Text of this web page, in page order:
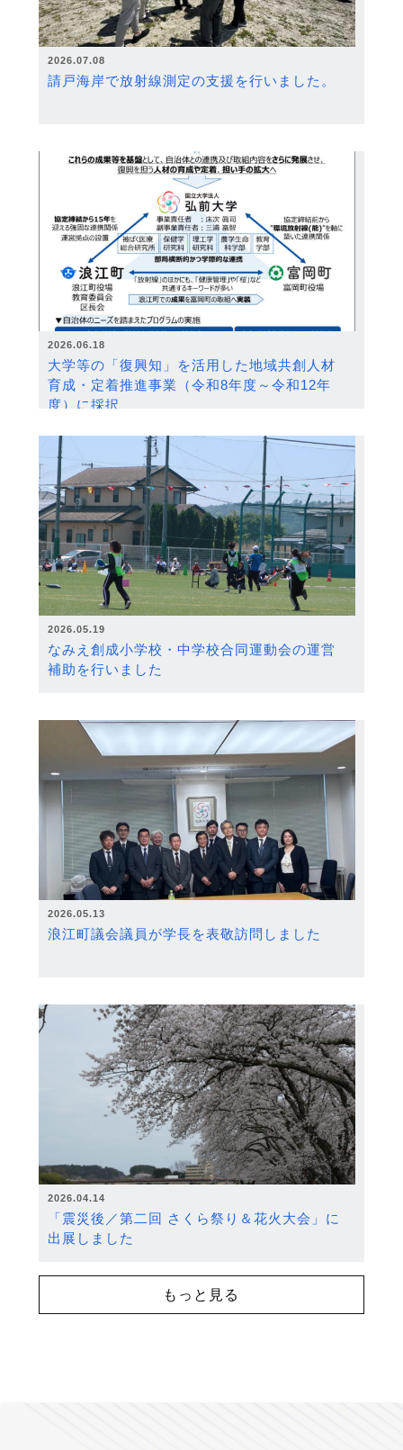
2026.07.08
請戸海岸で放射線測定の支援を行いました。
2026.06.18
大学等の「復興知」を活用した地域共創人材
育成・定着推進事業（令和8年度～令和12年
度）に採択
2026.05.19
なみえ創成小学校・中学校合同運動会の運営
補助を行いました
2026.05.13
浪江町議会議員が学長を表敬訪問しました
2026.04.14
「震災後／第二回 さくら祭り＆花火大会」に
出展しました
もっと見る